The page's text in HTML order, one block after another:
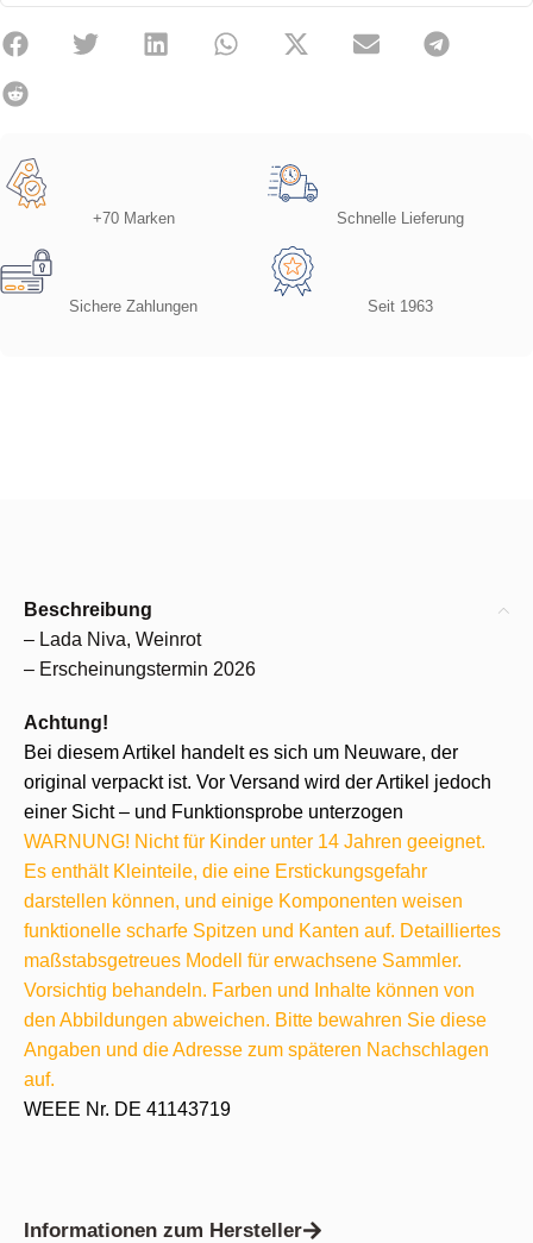
+70 Marken Schnelle Lieferung
Sichere Zahlungen Seit 1963
Beschreibung
– Lada Niva, Weinrot
– Erscheinungstermin 2026
Achtung!
Bei diesem Artikel handelt es sich um Neuware, der
original verpackt ist. Vor Versand wird der Artikel jedoch
einer Sicht – und Funktionsprobe unterzogen
WARNUNG! Nicht für Kinder unter 14 Jahren geeignet.
Es enthält Kleinteile, die eine Erstickungsgefahr
darstellen können, und einige Komponenten weisen
funktionelle scharfe Spitzen und Kanten auf. Detailliertes
maßstabsgetreues Modell für erwachsene Sammler.
Vorsichtig behandeln. Farben und Inhalte können von
den Abbildungen abweichen. Bitte bewahren Sie diese
Angaben und die Adresse zum späteren Nachschlagen
auf.
WEEE Nr. DE 41143719
Informationen zum Hersteller